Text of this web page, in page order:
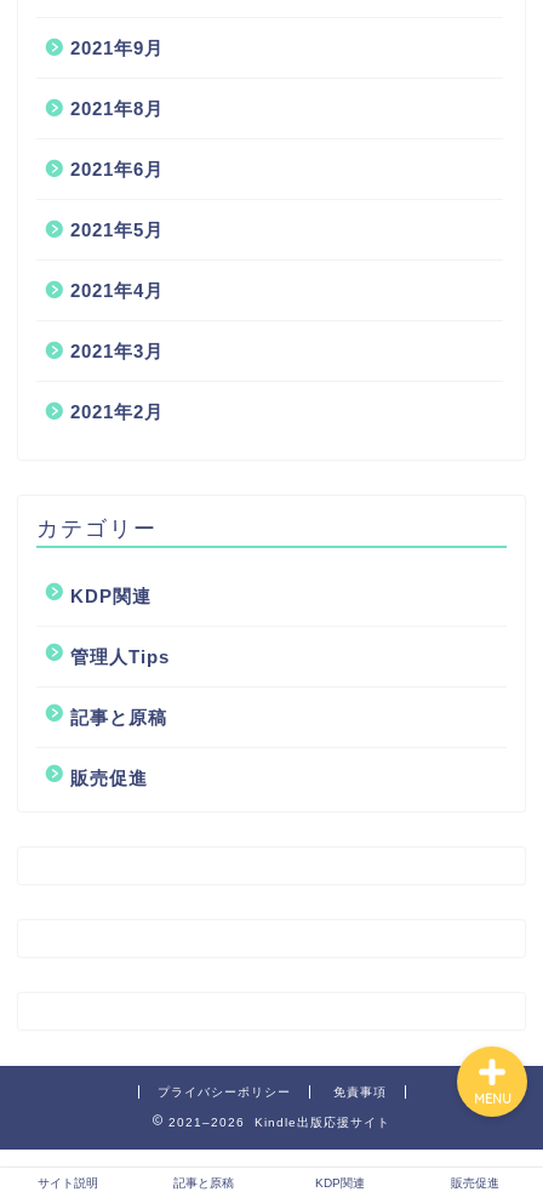
2021年9月
2021年8月
2021年6月
2021年5月
2021年4月
2021年3月
2021年2月
カテゴリー
KDP関連
管理人Tips
記事と原稿
販売促進
プライバシーポリシー 免責事項
2021–2026 Kindle出版応援サイト
サイト説明 記事と原稿 KDP関連 販売促進
MENU